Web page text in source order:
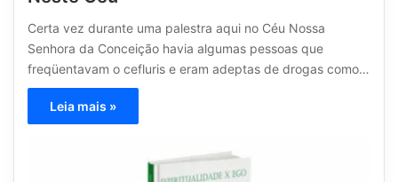
Certa vez durante uma palestra aqui no Céu Nossa
Senhora da Conceição havia algumas pessoas que
freqüentavam o cefluris e eram adeptas de drogas como…
Leia mais »